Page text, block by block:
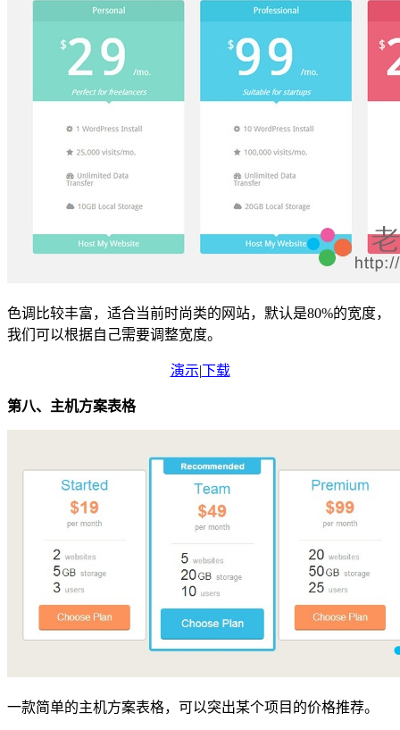
色调比较丰富，适合当前时尚类的网站，默认是80%的宽度，
我们可以根据自己需要调整宽度。
演示|下载
第八、主机方案表格
一款简单的主机方案表格，可以突出某个项目的价格推荐。